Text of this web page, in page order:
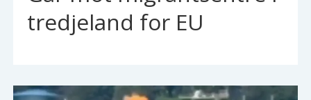
tredjeland for EU